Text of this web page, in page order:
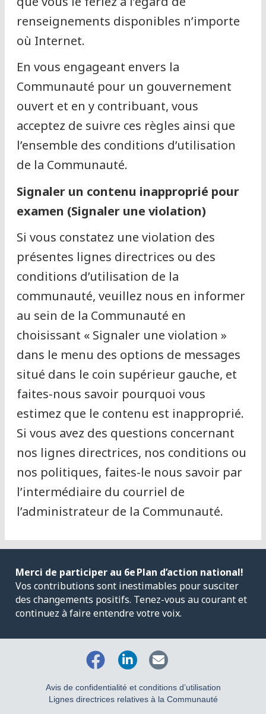
renseignements disponibles n’importe
où Internet.
En vous engageant envers la
Communauté pour un gouvernement
ouvert et en y contribuant, vous
acceptez de suivre ces règles ainsi que
l’ensemble des conditions d’utilisation
de la Communauté.
Signaler un contenu inapproprié pour
examen (Signaler une violation)
Si vous constatez une violation des
présentes lignes directrices ou des
conditions d’utilisation de la
communauté, veuillez nous en informer
au sein de la Communauté en
choisissant « Signaler une violation »
dans le menu des options de messages
situé dans le coin supérieur gauche, et
faites-nous savoir pourquoi vous
estimez que le contenu est inapproprié.
Si vous avez des questions concernant
nos lignes directrices, nos conditions ou
nos politiques, faites-le nous savoir par
l’intermédiaire du courriel de
l’administrateur de la Communauté.
Merci de participer au 6ePlan d’action national!
Vos contributions sont inestimables pour susciter
des changements positifs. Tenez-vous au courant et
continuez à faire entendre votre voix.
Avis de confidentialité et conditions d’utilisation
Lignes directrices relatives à la Communauté